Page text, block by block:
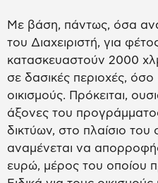
Mε βάση, πάντως, όσα
του Διαχειριστή, για
κατασκευαστούν 2000
σε δασικές περιοχές,
οικισμούς. Πρόκειται,
άξονες του
δικτύων, στο πλαίσιο του
αναμένεται να
ευρώ, μέρος του οποίου